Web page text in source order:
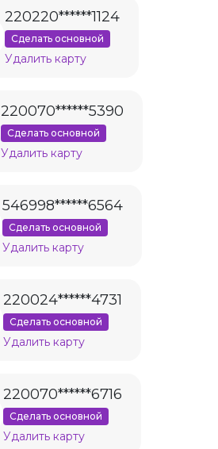
220220******1124
Сделать основной
Удалить карту
220070******5390
Сделать основной
Удалить карту
546998******6564
Сделать основной
Удалить карту
220024******4731
Сделать основной
Удалить карту
220070******6716
Сделать основной
Удалить карту